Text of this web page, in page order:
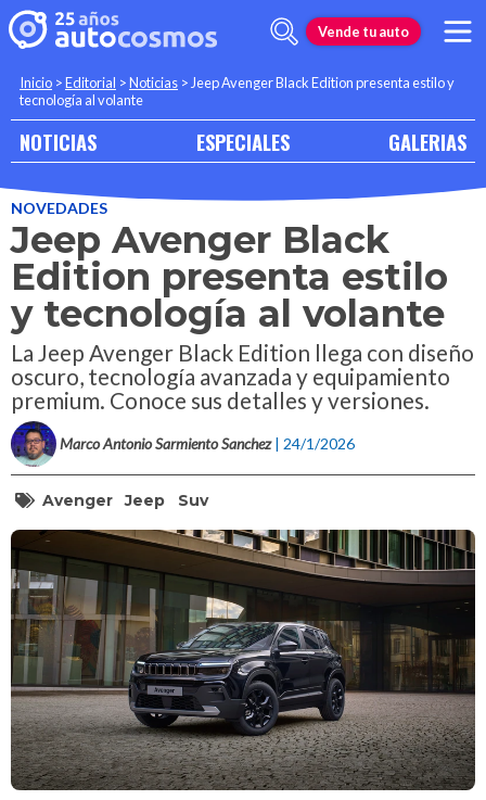
Vende tu auto
Inicio >Editorial >Noticias >Jeep Avenger Black Edition presenta estilo y
tecnología al volante
NOTICIAS ESPECIALES GALERIAS
NOVEDADES
Jeep Avenger Black
Edition presenta estilo
y tecnología al volante
La Jeep Avenger Black Edition llega con diseño
oscuro, tecnología avanzada y equipamiento
premium. Conoce sus detalles y versiones.
Marco Antonio Sarmiento Sanchez | 24/1/2026
Avenger Jeep Suv